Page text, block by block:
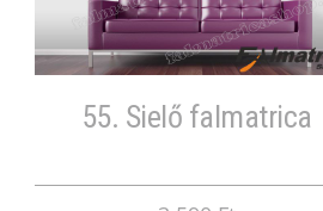
55. Sielő falmatrica